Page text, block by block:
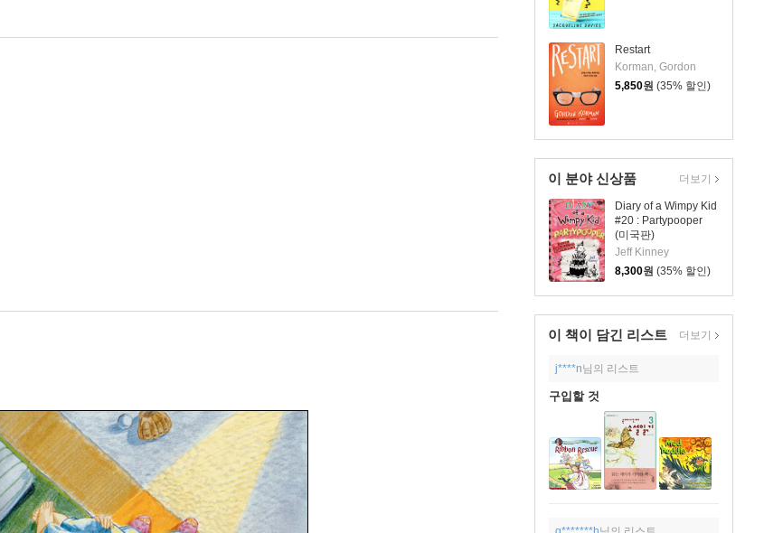
Restart
Korman, Gordon
5,850원 (35% 할인)
이 분야 신상품
Diary of a Wimpy Kid
#20 : Partypooper
(미국판)
Jeff Kinney
8,300원 (35% 할인)
더보기
이 책이 담긴 리스트 더보기
j****n님의 리스트
구입할 것